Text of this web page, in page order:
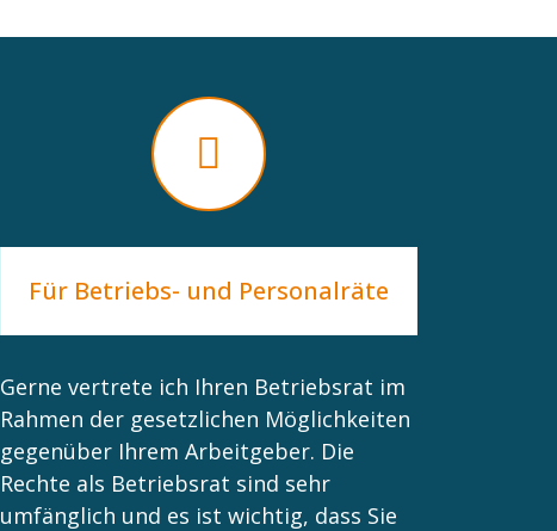
Für Betriebs- und Personalräte
Gerne vertrete ich Ihren Betriebsrat im
Rahmen der gesetzlichen Möglichkeiten
gegenüber Ihrem Arbeitgeber. Die
Rechte als Betriebsrat sind sehr
umfänglich und es ist wichtig, dass Sie